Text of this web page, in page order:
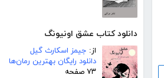
دانلود کتاب عشق اونیونگ
از: جیمز اسکارث گیل
دانلود رایگان بهترین رمان‌ها
۷۳ صفحه